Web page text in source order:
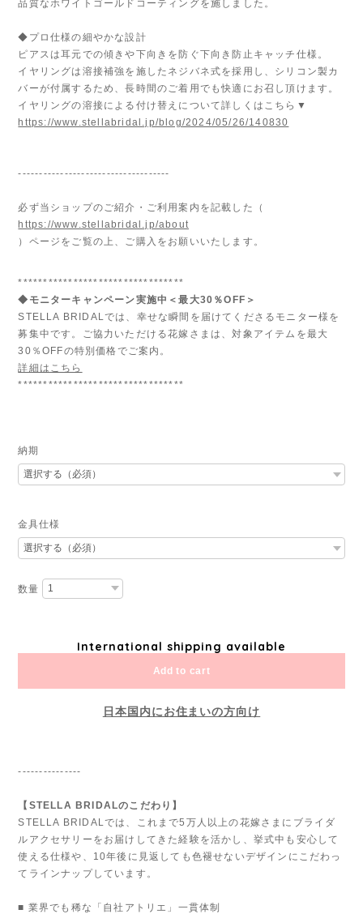
品質なホワイトゴールドコーティングを施しました。
◆プロ仕様の細やかな設計
ピアスは耳元での傾きや下向きを防ぐ下向き防止キャッチ仕様。
イヤリングは溶接補強を施したネジバネ式を採用し、シリコン製カ
バーが付属するため、長時間のご着用でも快適にお召し頂けます。
イヤリングの溶接による付け替えについて詳しくはこちら▼
https://www.stellabridal.jp/blog/2024/05/26/140830
------------------------------------
必ず当ショップのご紹介・ご利用案内を記載した（
https://www.stellabridal.jp/about
）ページをご覧の上、ご購入をお願いいたします。
*********************************
◆モニターキャンペーン実施中＜最大30％OFF＞
STELLA BRIDALでは、幸せな瞬間を届けてくださるモニター様を
募集中です。ご協力いただける花嫁さまは、対象アイテムを最大
30％OFFの特別価格でご案内。
詳細はこちら
*********************************
納期
金具仕様
数量
International shipping available
Add to cart
日本国内にお住まいの方向け
---------------
【STELLA BRIDALのこだわり】
STELLA BRIDALでは、これまで5万人以上の花嫁さまにブライダ
ルアクセサリーをお届けしてきた経験を活かし、挙式中も安心して
使える仕様や、10年後に見返しても色褪せないデザインにこだわっ
てラインナップしています。
■ 業界でも稀な「自社アトリエ」一貫体制